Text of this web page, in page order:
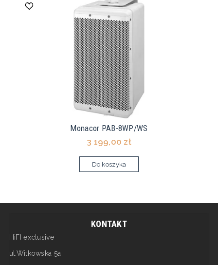
Monacor PAB-8WP/WS
3 199,00 zł
Do koszyka
KONTAKT
HiFI exclusive
ul.Witkowska 5a